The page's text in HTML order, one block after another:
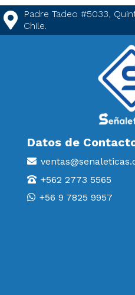
Padre Tadeo #5033,
Chile.
Datos de
+562 2773 5565
+56 9 7825 9957